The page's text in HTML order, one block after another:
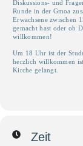
Diskussions- und
Runde in der Gmoa
Erwachsene zwischen
gemacht hast oder ob
willkommen!
Um 18 Uhr ist der
herzlich willkommen
Kirche gelangt.
Zeit